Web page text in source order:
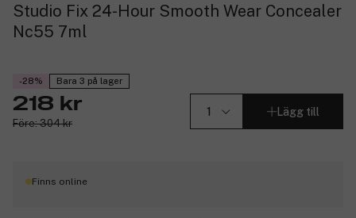
Studio Fix 24-Hour Smooth Wear Concealer
Nc55 7ml
-28% Bara 3 på lager
218 kr
Före: 304 kr
Lägg till
Finns online